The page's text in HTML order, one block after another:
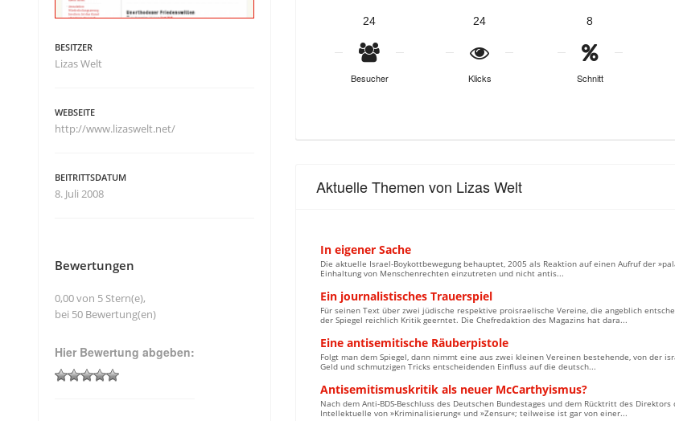
24
Besucher
24
Klicks
8
Schnitt
Aktuelle Themen von Lizas Welt
In eigener Sache
Die aktuelle Israel-Boykottbewegung behauptet, 2005 als Reaktion auf einen Aufruf der
Einhaltung von Menschenrechten einzutreten und nicht antis...
Ein journalistisches Trauerspiel
Für seinen Text über zwei jüdische respektive proisraelische Vereine, die angeblich
der Spiegel reichlich Kritik geerntet. Die Chefredaktion des Magazins hat dara...
Eine antisemitische Räuberpistole
Folgt man dem Spiegel, dann nimmt eine aus zwei kleinen Vereinen bestehende, von der
Geld und schmutzigen Tricks entscheidenden Einfluss auf die deutsch...
Antisemitismuskritik als neuer McCarthyismus?
Nach dem Anti-BDS-Beschluss des Deutschen Bundestages und dem Rücktritt des
Intellektuelle von »Kriminalisierung« und »Zensur«; teilweise ist gar von einer...
BESITZER
Lizas Welt
WEBSEITE
http://www.lizaswelt.net/
BEITRITTSDATUM
8. Juli 2008
Bewertungen
0,00 von 5 Stern(e),
bei 50 Bewertung(en)
Hier Bewertung abgeben: